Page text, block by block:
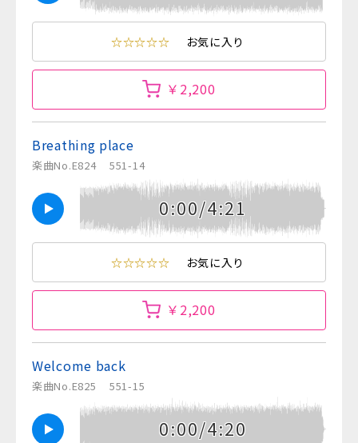
☆☆☆☆☆ お気に入り
￥2,200
Breathing place
楽曲No.E824 551-14
0:00/4:21
☆☆☆☆☆ お気に入り
￥2,200
Welcome back
楽曲No.E825 551-15
0:00/4:20